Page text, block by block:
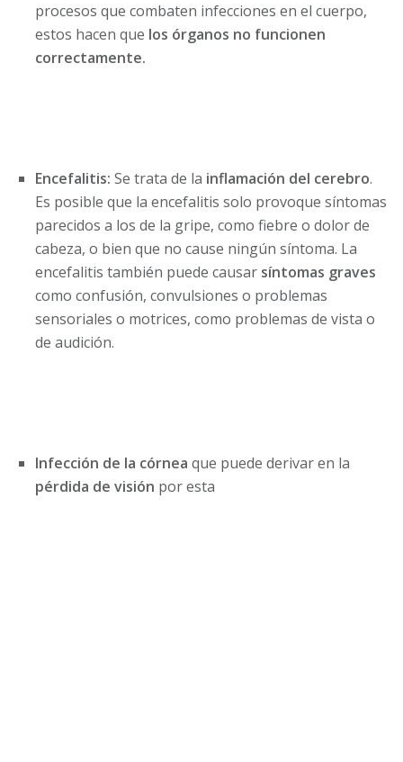
procesos que combaten infecciones en el cuerpo,
estos hacen que los órganos no funcionen
correctamente.
Encefalitis: Se trata de la inflamación del cerebro.
Es posible que la encefalitis solo provoque síntomas
parecidos a los de la gripe, como fiebre o dolor de
cabeza, o bien que no cause ningún síntoma. La
encefalitis también puede causar síntomas graves
como confusión, convulsiones o problemas
sensoriales o motrices, como problemas de vista o
de audición.
Infección de la córnea que puede derivar en la
pérdida de visión por esta